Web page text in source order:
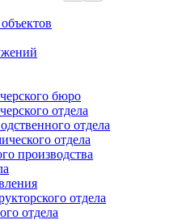
бюро
отдела
отдела
отдела
производства
отдела
отдела